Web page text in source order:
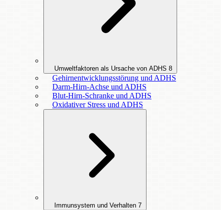
Umweltfaktoren als Ursache von ADHS 8
Gehirnentwicklungsstörung und ADHS
Darm-Hirn-Achse und ADHS
Blut-Hirn-Schranke und ADHS
Oxidativer Stress und ADHS
Immunsystem und Verhalten 7